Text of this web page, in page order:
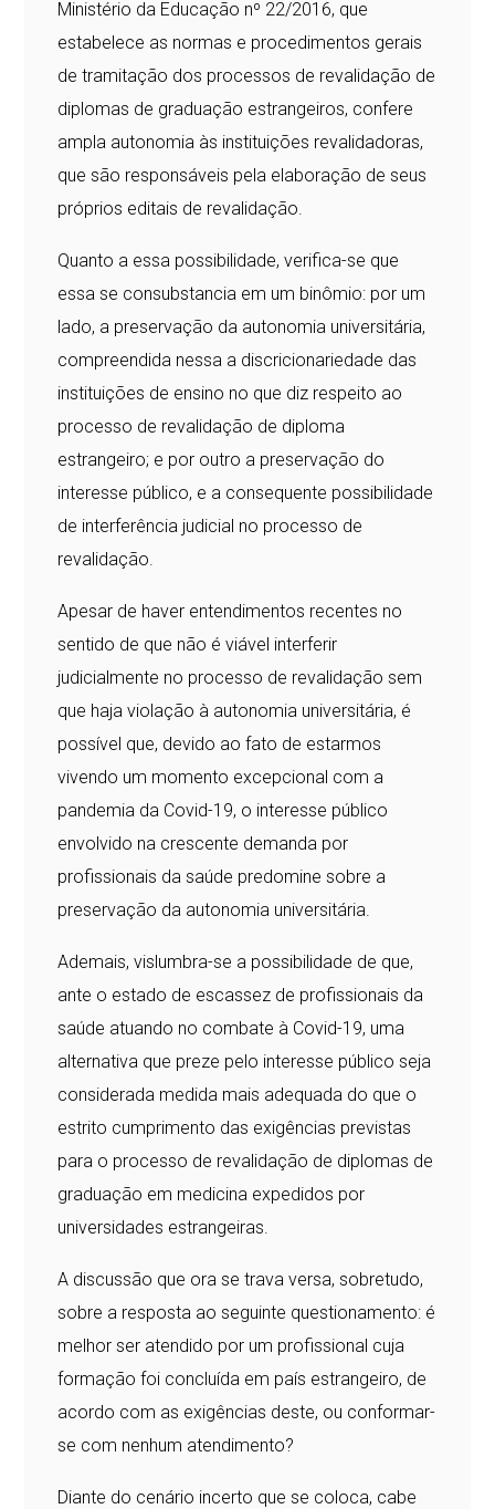
Ministério da Educação nº 22/2016, que
estabelece as normas e procedimentos gerais
de tramitação dos processos de revalidação de
diplomas de graduação estrangeiros, confere
ampla autonomia às instituições revalidadoras,
que são responsáveis pela elaboração de seus
próprios editais de revalidação.
Quanto a essa possibilidade, verifica-se que
essa se consubstancia em um binômio: por um
lado, a preservação da autonomia universitária,
compreendida nessa a discricionariedade das
instituições de ensino no que diz respeito ao
processo de revalidação de diploma
estrangeiro; e por outro a preservação do
interesse público, e a consequente possibilidade
de interferência judicial no processo de
revalidação.
Apesar de haver entendimentos recentes no
sentido de que não é viável interferir
judicialmente no processo de revalidação sem
que haja violação à autonomia universitária, é
possível que, devido ao fato de estarmos
vivendo um momento excepcional com a
pandemia da Covid-19, o interesse público
envolvido na crescente demanda por
profissionais da saúde predomine sobre a
preservação da autonomia universitária.
Ademais, vislumbra-se a possibilidade de que,
ante o estado de escassez de profissionais da
saúde atuando no combate à Covid-19, uma
alternativa que preze pelo interesse público seja
considerada medida mais adequada do que o
estrito cumprimento das exigências previstas
para o processo de revalidação de diplomas de
graduação em medicina expedidos por
universidades estrangeiras.
A discussão que ora se trava versa, sobretudo,
sobre a resposta ao seguinte questionamento: é
melhor ser atendido por um profissional cuja
formação foi concluída em país estrangeiro, de
acordo com as exigências deste, ou conformar-
se com nenhum atendimento?
Diante do cenário incerto que se coloca, cabe